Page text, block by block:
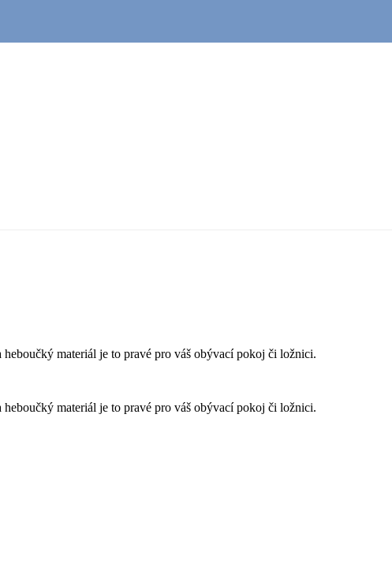
materiál je to pravé pro váš obývací pokoj či ložnici.
materiál je to pravé pro váš obývací pokoj či ložnici.